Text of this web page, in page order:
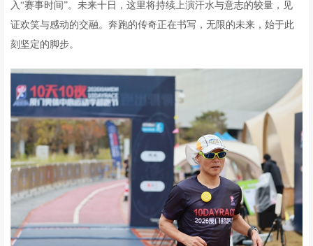
入“赛事时间”。未来十日，这里将持续上演汗水与意志的较量，见
证欢笑与感动的交融。奔跑的传奇正在书写，无限的未来，始于此
刻坚定的脚步。